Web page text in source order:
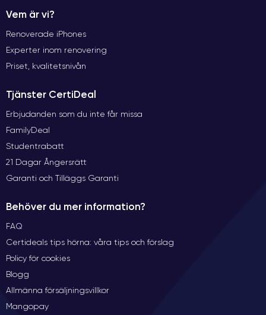
Vem är vi?
Renoverade iPhones
Experter inom renovering
Priset, kvalitetsnivån
Tjänster CertiDeal
Erbjudanden som du inte får missa
FamilyDeal
Studentrabatt
21 Dagar Ångersrätt
Garanti och Tilläggs Garanti
Behöver du mer information?
FAQ
Certideals tips hörna: våra tips och förslag
Policy för cookies
Blogg
Allmänna försäljningsvillkor
Mangopay